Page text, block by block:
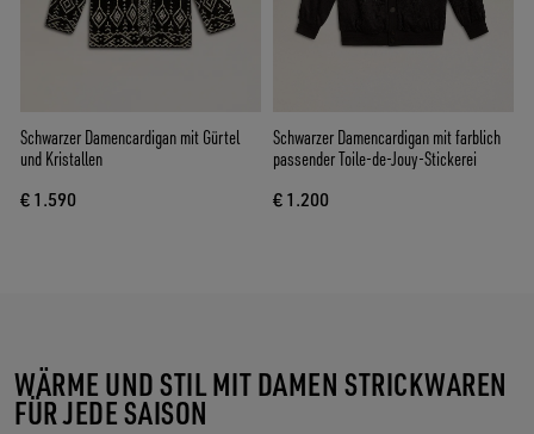
Schwarzer Damencardigan mit Gürtel
und Kristallen
€ 1.590
Schwarzer Damencardigan mit farblich
passender Toile-de-Jouy-Stickerei
€ 1.200
WÄRME UND STIL MIT DAMEN STRICKWAREN
FÜR JEDE SAISON